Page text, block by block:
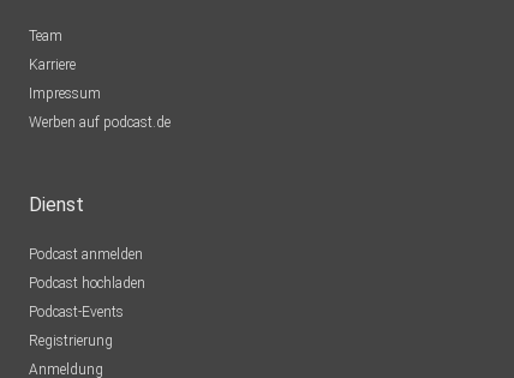
Team
Karriere
Impressum
Werben auf podcast.de
Dienst
Podcast anmelden
Podcast hochladen
Podcast-Events
Registrierung
Anmeldung